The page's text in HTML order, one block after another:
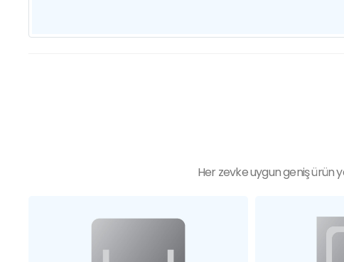
Her zevke uygun geniş ürün